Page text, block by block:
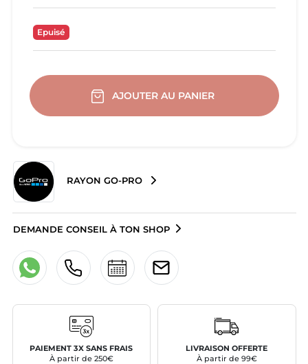
Epuisé
AJOUTER AU PANIER
RAYON GO-PRO
DEMANDE CONSEIL À TON SHOP
PAIEMENT 3X SANS FRAIS
À partir de 250€
LIVRAISON OFFERTE
À partir de 99€